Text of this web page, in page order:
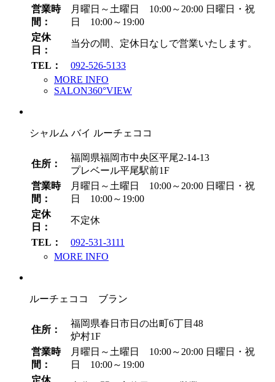
営業時
間：
月曜日～土曜日 10:00～20:00 日曜日・祝
日 10:00～19:00
定休
日：
当分の間、定休日なしで営業いたします。
TEL：
092-526-5133
MORE INFO
SALON360°VIEW
シャルム バイ ルーチェココ
住所：
福岡県福岡市中央区平尾2-14-13
プレベール平尾駅前1F
営業時
間：
月曜日～土曜日 10:00～20:00 日曜日・祝
日 10:00～19:00
定休
日：
不定休
TEL：
092-531-3111
MORE INFO
ルーチェココ ブラン
住所：
福岡県春日市日の出町6丁目48
炉村1F
営業時
間：
月曜日～土曜日 10:00～20:00 日曜日・祝
日 10:00～19:00